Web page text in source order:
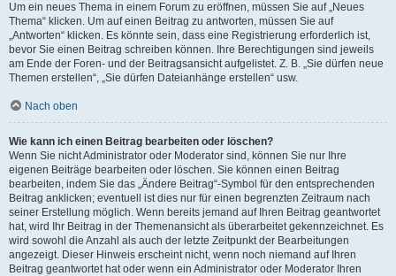
Um ein neues Thema in einem Forum zu eröffnen, müssen Sie auf „Neues
Thema“ klicken. Um auf einen Beitrag zu antworten, müssen Sie auf
„Antworten“ klicken. Es könnte sein, dass eine Registrierung erforderlich ist,
bevor Sie einen Beitrag schreiben können. Ihre Berechtigungen sind jeweils
am Ende der Foren- und der Beitragsansicht aufgelistet. Z. B. „Sie dürfen neue
Themen erstellen“, „Sie dürfen Dateianhänge erstellen“ usw.
Nach oben
Wie kann ich einen Beitrag bearbeiten oder löschen?
Wenn Sie nicht Administrator oder Moderator sind, können Sie nur Ihre
eigenen Beiträge bearbeiten oder löschen. Sie können einen Beitrag
bearbeiten, indem Sie das „Ändere Beitrag“-Symbol für den entsprechenden
Beitrag anklicken; eventuell ist dies nur für einen begrenzten Zeitraum nach
seiner Erstellung möglich. Wenn bereits jemand auf Ihren Beitrag geantwortet
hat, wird Ihr Beitrag in der Themenansicht als überarbeitet gekennzeichnet. Es
wird sowohl die Anzahl als auch der letzte Zeitpunkt der Bearbeitungen
angezeigt. Dieser Hinweis erscheint nicht, wenn noch niemand auf Ihren
Beitrag geantwortet hat oder wenn ein Administrator oder Moderator Ihren